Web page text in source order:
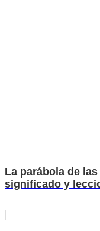
La parábola de
significado y